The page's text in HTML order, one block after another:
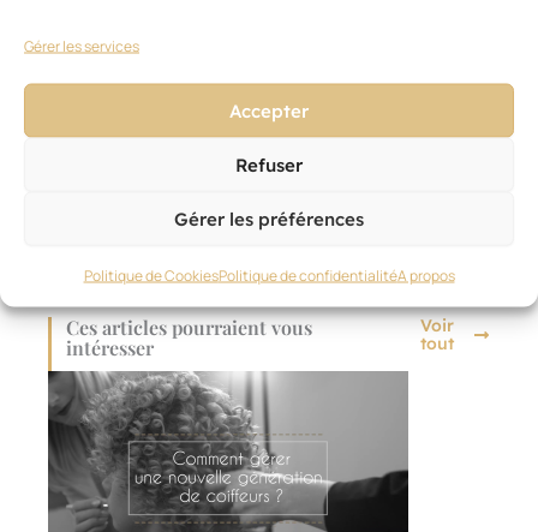
Gérer les services
Accepter
Refuser
Gérer les préférences
Politique de CookiesPolitique de confidentialitéA propos
Ces articles pourraient vous
intéresser
Voir
tout